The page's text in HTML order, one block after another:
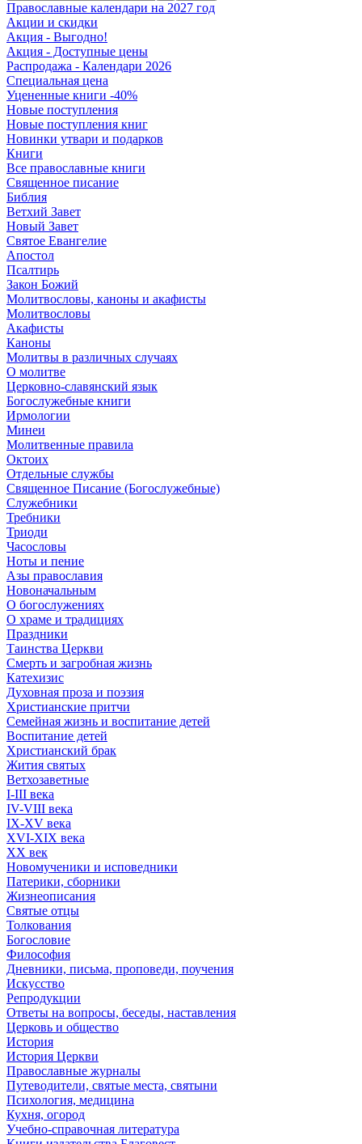
Православные календари на 2027 год
Акции и скидки
Акция - Выгодно!
Акция - Доступные цены
Распродажа - Календари 2026
Специальная цена
Уцененные книги -40%
Новые поступления
Новые поступления книг
Новинки утвари и подарков
Книги
Все православные книги
Священное писание
Библия
Ветхий Завет
Новый Завет
Святое Евангелие
Апостол
Псалтирь
Закон Божий
Молитвословы, каноны и акафисты
Молитвословы
Акафисты
Каноны
Молитвы в различных случаях
О молитве
Церковно-славянский язык
Богослужебные книги
Ирмологии
Минеи
Молитвенные правила
Октоих
Отдельные службы
Священное Писание (Богослужебные)
Служебники
Требники
Триоди
Часословы
Ноты и пение
Азы православия
Новоначальным
О богослужениях
О храме и традициях
Праздники
Таинства Церкви
Смерть и загробная жизнь
Катехизис
Духовная проза и поэзия
Христианские притчи
Семейная жизнь и воспитание детей
Воспитание детей
Христианский брак
Жития святых
Ветхозаветные
I-III века
IV-VIII века
IX-XV века
XVI-XIX века
XX век
Новомученики и исповедники
Патерики, сборники
Жизнеописания
Святые отцы
Толкования
Богословие
Философия
Дневники, письма, проповеди, поучения
Искусство
Репродукции
Ответы на вопросы, беседы, наставления
Церковь и общество
История
История Церкви
Православные журналы
Путеводители, святые места, святыни
Психология, медицина
Кухня, огород
Учебно-справочная литература